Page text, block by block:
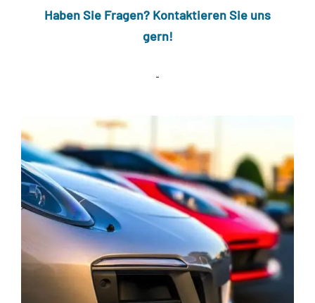
Haben Sie Fragen? Kontaktieren Sie uns
gern!